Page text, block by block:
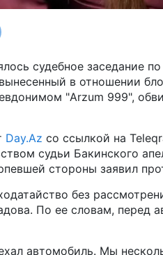
судебное заседание
в отношении
"Arzum 999",
Day.Az со ссылкой на
судьи Бакинского
стороны заявил
без
По ее словам, перед
автомобиль. Мы